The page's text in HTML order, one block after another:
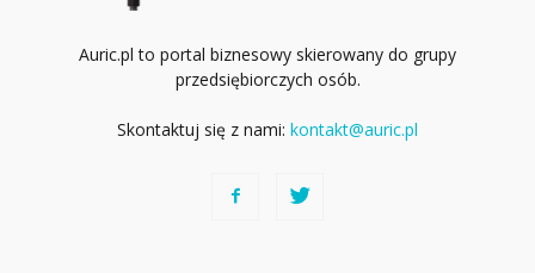
Auric.pl to portal biznesowy skierowany do grupy
przedsiębiorczych osób.
Skontaktuj się z nami: kontakt@auric.pl